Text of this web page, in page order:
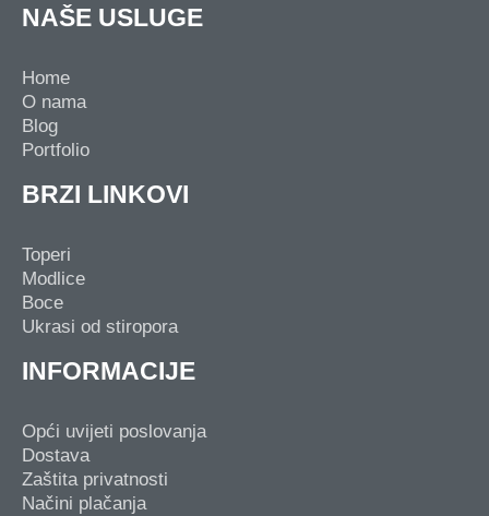
NAŠE USLUGE
Home
O nama
Blog
Portfolio
BRZI LINKOVI
Toperi
Modlice
Boce
Ukrasi od stiropora
INFORMACIJE
Opći uvijeti poslovanja
Dostava
Zaštita privatnosti
Načini plačanja